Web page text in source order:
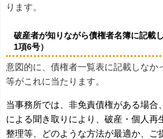
ります。
破産者が知りながら債権者名簿に記載
1項6号）
意図的に、債権者一覧表に記載しなか
等がこれに当たります。
当事務所では、非免責債権がある場合
による聞き取りにより、破産・個人再
整理等、どのような方法が最適か、ご